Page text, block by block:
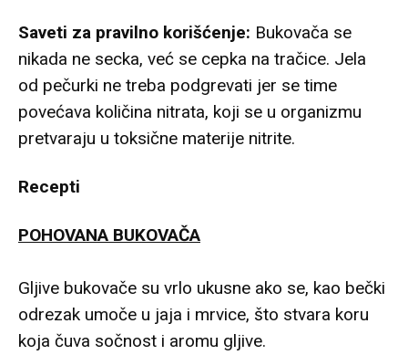
Saveti za pravilno korišćenje: Bukovača se
nikada ne secka, već se cepka na tračice. Jela
od pečurki ne treba podgrevati jer se time
povećava količina nitrata, koji se u organizmu
pretvaraju u toksične materije nitrite.
Recepti
POHOVANA BUKOVAČA
Gljive bukovače su vrlo ukusne ako se, kao bečki
odrezak umoče u jaja i mrvice, što stvara koru
koja čuva sočnost i aromu gljive.